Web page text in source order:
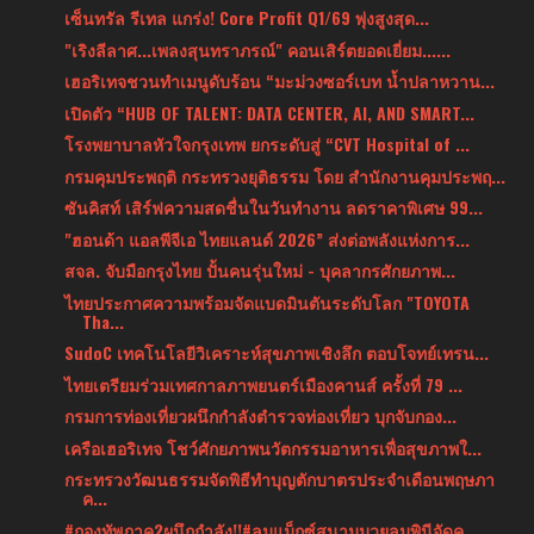
เซ็นทรัล รีเทล แกร่ง! Core Profit Q1/69 พุ่งสูงสุด...
"เริงลีลาศ...เพลงสุนทราภรณ์" คอนเสิร์ตยอดเยี่ยม......
เฮอริเทจชวนทำเมนูดับร้อน “มะม่วงซอร์เบท น้ำปลาหวาน...
เปิดตัว “HUB OF TALENT: DATA CENTER, AI, AND SMART...
โรงพยาบาลหัวใจกรุงเทพ ยกระดับสู่ “CVT Hospital of ...
กรมคุมประพฤติ กระทรวงยุติธรรม โดย สำนักงานคุมประพฤ...
ซันคิสท์ เสิร์ฟความสดชื่นในวันทำงาน ลดราคาพิเศษ 99...
"ฮอนด้า แอลพีจีเอ ไทยแลนด์ 2026” ส่งต่อพลังแห่งการ...
สจล. จับมือกรุงไทย ปั้นคนรุ่นใหม่ - บุคลากรศักยภาพ...
ไทยประกาศความพร้อมจัดแบดมินตันระดับโลก "TOYOTA
Tha...
SudoC เทคโนโลยีวิเคราะห์สุขภาพเชิงลึก ตอบโจทย์เทรน...
ไทยเตรียมร่วมเทศกาลภาพยนตร์เมืองคานส์ ครั้งที่ 79 ...
กรมการท่องเที่ยวผนึกกำลังตำรวจท่องเที่ยว บุกจับกอง...
เครือเฮอริเทจ โชว์ศักยภาพนวัตกรรมอาหารเพื่อสุขภาพใ...
กระทรวงวัฒนธรรมจัดพิธีทำบุญตักบาตรประจำเดือนพฤษภา
ค...